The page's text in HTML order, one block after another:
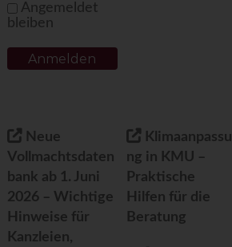
Angemeldet
bleiben
Neue
Vollmachtsdaten
bank ab 1. Juni
2026 – Wichtige
Hinweise für
Kanzleien,
Klimaanpassu
ng in KMU –
Praktische
Hilfen für die
Beratung